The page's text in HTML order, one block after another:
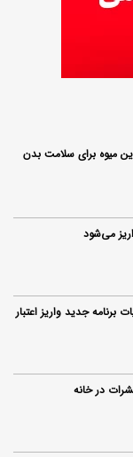
برنامه جدید واریز اعتبار
در خانه